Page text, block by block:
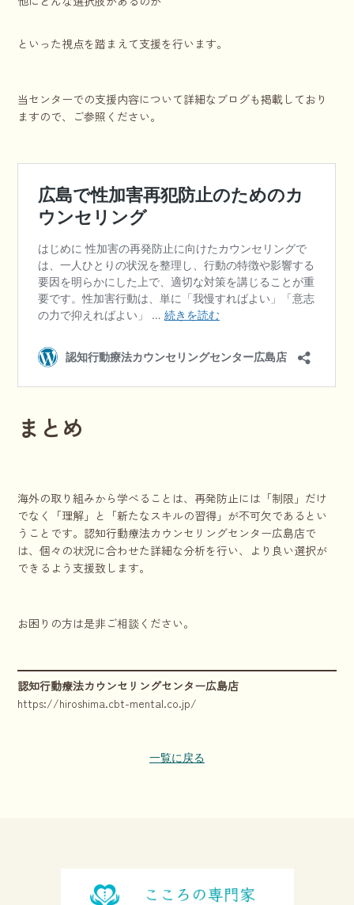
といった視点を踏まえて支援を行います。
当センターでの支援内容について詳細なブログも掲載しており
ますので、ご参照ください。
まとめ
海外の取り組みから学べることは、再発防止には「制限」だけ
でなく「理解」と「新たなスキルの習得」が不可欠であるとい
うことです。認知行動療法カウンセリングセンター広島店で
は、個々の状況に合わせた詳細な分析を行い、より良い選択が
できるよう支援致します。
お困りの方は是非ご相談ください。
認知行動療法カウンセリングセンター広島店
https://hiroshima.cbt-mental.co.jp/
一覧に戻る